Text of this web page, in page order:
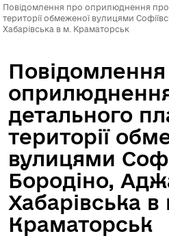
Повідомлення про оприлюднення
території обмеженої вулицями
Хабарівська в м. Краматорськ
детального
території
вулицями
Бородіно,
Хабарівська в
Краматорськ